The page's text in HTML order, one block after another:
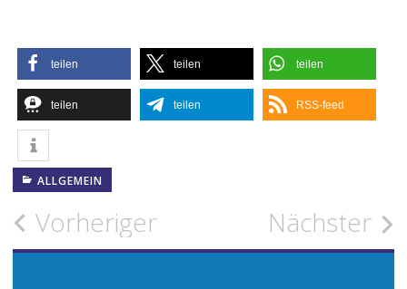
teilen teilen teilen
teilen teilen RSS-feed
ALLGEMEIN
Beitragsnavigation
Vorheriger Nächster